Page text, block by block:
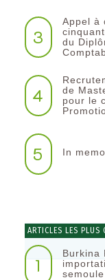
3
Appel à
du
4
de
pour le
5 In
ARTICLES LES PLUS
1
Burkina
semoule